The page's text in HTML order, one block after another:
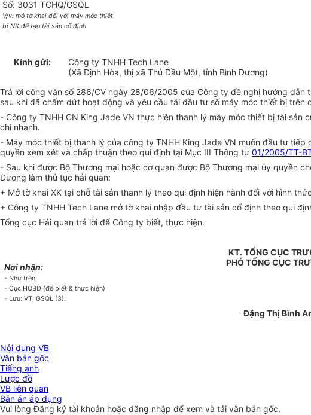
Số: 3031 TCHQ/GSQL
V/v: mở tờ khai đối với máy móc thiết
bị NK để tạo tài sản cố định
Kính gửi:
Công ty TNHH Tech Lane
(Xã Định Hòa, thị xã Thủ Dầu Một, tỉnh Bình Dương)
Trả lời công văn số 286/CV ngày 28/06/2005 của Công ty đề nghị hướng
sau khi đã chấm dứt hoạt động và yêu cầu tái đầu tư số máy móc thiết bị trên
- Công ty TNHH CN King Jade VN thực hiện thanh lý máy móc thiết bị tài
chi nhánh.
- Máy móc thiết bị thanh lý của công ty TNHH King Jade VN muốn đầu tư
quyền xem xét và chấp thuận theo qui định tại Mục III Thông tư 01/2005/TT-
- Sau khi được Bộ Thương mại hoặc cơ quan được Bộ Thương mại ủy quyền
Dương làm thủ tục hải quan:
+ Mở tờ khai XK tại chỗ tài sản thanh lý theo qui định hiện hành đối với hình
+ Công ty TNHH Tech Lane mở tờ khai nhập đầu tư tài sản cố định theo qui
Tổng cục Hải quan trả lời để Công ty biết, thực hiện.
Nơi nhận:
- Như trên;
- Cục HQBD (để biết & thực hiện)
- Lưu: VT, GSQL (3).
KT. TỔNG CỤC
PHÓ TỔNG CỤC
Đặng Thị Bình
Nội dung VB
Văn bản gốc
Tiếng anh
Lược đồ
VB liên quan
Bản án áp dụng
Vui lòngĐăng ký tài khoản hoặc đăng nhập để xem và tải văn bản gốc.